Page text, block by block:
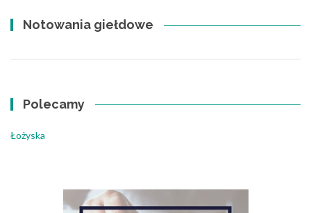
Notowania giełdowe
Polecamy
Łożyska